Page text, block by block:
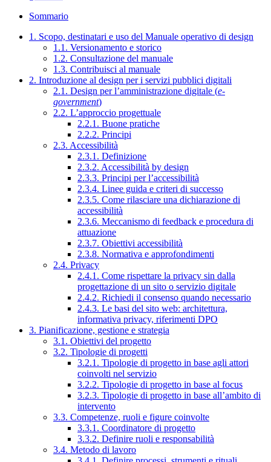
Sommario
1. Scopo, destinatari e uso del Manuale operativo di design
1.1. Versionamento e storico
1.2. Consultazione del manuale
1.3. Contribuisci al manuale
2. Introduzione al design per i servizi pubblici digitali
2.1. Design per l’amministrazione digitale (e-
government)
2.2. L’approccio progettuale
2.2.1. Buone pratiche
2.2.2. Principi
2.3. Accessibilità
2.3.1. Definizione
2.3.2. Accessibilità by design
2.3.3. Principi per l’accessibilità
2.3.4. Linee guida e criteri di successo
2.3.5. Come rilasciare una dichiarazione di
accessibilità
2.3.6. Meccanismo di feedback e procedura di
attuazione
2.3.7. Obiettivi accessibilità
2.3.8. Normativa e approfondimenti
2.4. Privacy
2.4.1. Come rispettare la privacy sin dalla
progettazione di un sito o servizio digitale
2.4.2. Richiedi il consenso quando necessario
2.4.3. Le basi del sito web: architettura,
informativa privacy, riferimenti DPO
3. Pianificazione, gestione e strategia
3.1. Obiettivi del progetto
3.2. Tipologie di progetti
3.2.1. Tipologie di progetto in base agli attori
coinvolti nel servizio
3.2.2. Tipologie di progetto in base al focus
3.2.3. Tipologie di progetto in base all’ambito di
intervento
3.3. Competenze, ruoli e figure coinvolte
3.3.1. Coordinatore di progetto
3.3.2. Definire ruoli e responsabilità
3.4. Metodo di lavoro